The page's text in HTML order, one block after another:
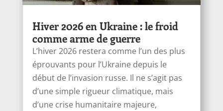
Hiver 2026 en Ukraine : le froid
comme arme de guerre
L’hiver 2026 restera comme l’un des plus
éprouvants pour l’Ukraine depuis le
début de l’invasion russe. Il ne s’agit pas
d’une simple rigueur climatique, mais
d’une crise humanitaire majeure,